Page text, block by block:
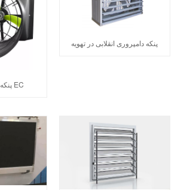
پنکه خوک با موتور EC
پنکه دامپروری انقلابی در تهویه